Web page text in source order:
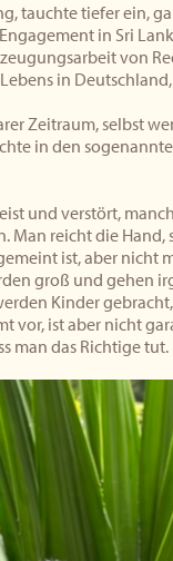
tauchte tiefer ein,
in Sri
von
in
Zeitraum, selbst
in den
und verstört,
Man reicht die
ist, aber nicht
groß und gehen
Kinder
vor, ist aber nicht
man das Richtige tut.